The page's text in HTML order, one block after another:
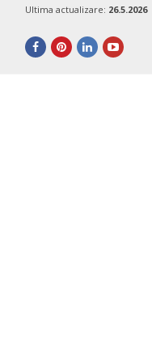
Ultima actualizare: 26.5.2026